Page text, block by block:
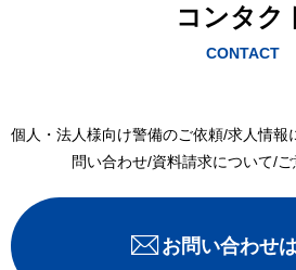
コンタク
CONTACT
個人・法人様向け警備のご依頼/求人情報
問い合わせ/資料請求について/
お問い合わせ